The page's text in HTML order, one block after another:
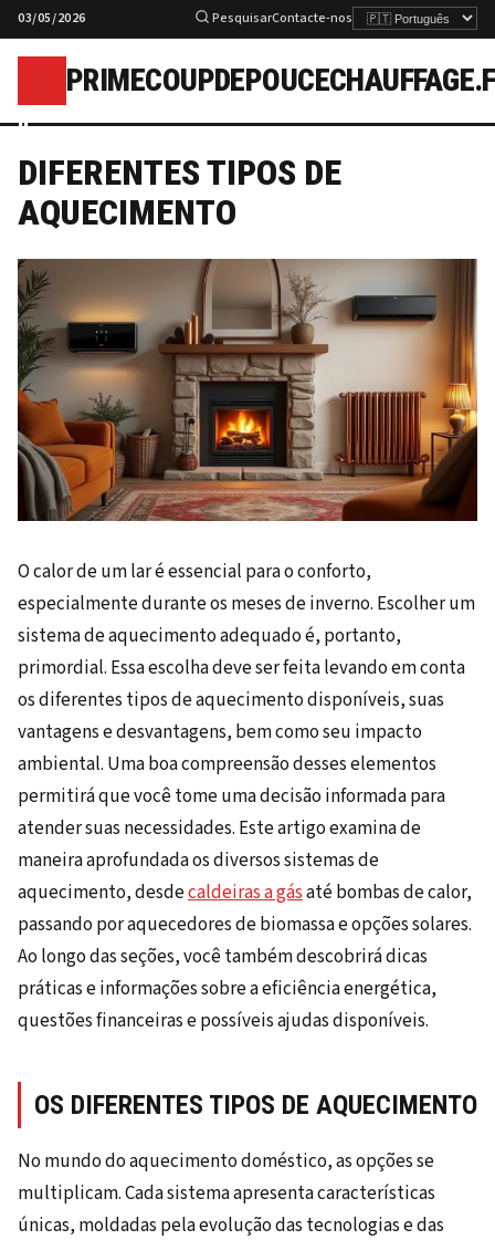
03/05/2026 PesquisarContacte-nos
p
DIFERENTES TIPOS DE
AQUECIMENTO
O calor de um lar é essencial para o conforto,
especialmente durante os meses de inverno. Escolher um
sistema de aquecimento adequado é, portanto,
primordial. Essa escolha deve ser feita levando em conta
os diferentes tipos de aquecimento disponíveis, suas
vantagens e desvantagens, bem como seu impacto
ambiental. Uma boa compreensão desses elementos
permitirá que você tome uma decisão informada para
atender suas necessidades. Este artigo examina de
maneira aprofundada os diversos sistemas de
aquecimento, desdecaldeiras a gásaté bombas de calor,
passando por aquecedores de biomassa e opções solares.
Ao longo das seções, você também descobrirá dicas
práticas e informações sobre a eficiência energética,
questões financeiras e possíveis ajudas disponíveis.
OS DIFERENTES TIPOS DE AQUECIMENTO
No mundo do aquecimento doméstico, as opções se
multiplicam. Cada sistema apresenta características
únicas, moldadas pela evolução das tecnologias e das